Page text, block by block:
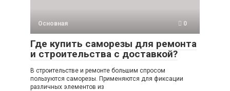
Основная 0
Где купить саморезы для ремонта
и строительства с доставкой?
В строительстве и ремонте большим спросом
пользуются саморезы. Применяются для фиксации
различных элементов из